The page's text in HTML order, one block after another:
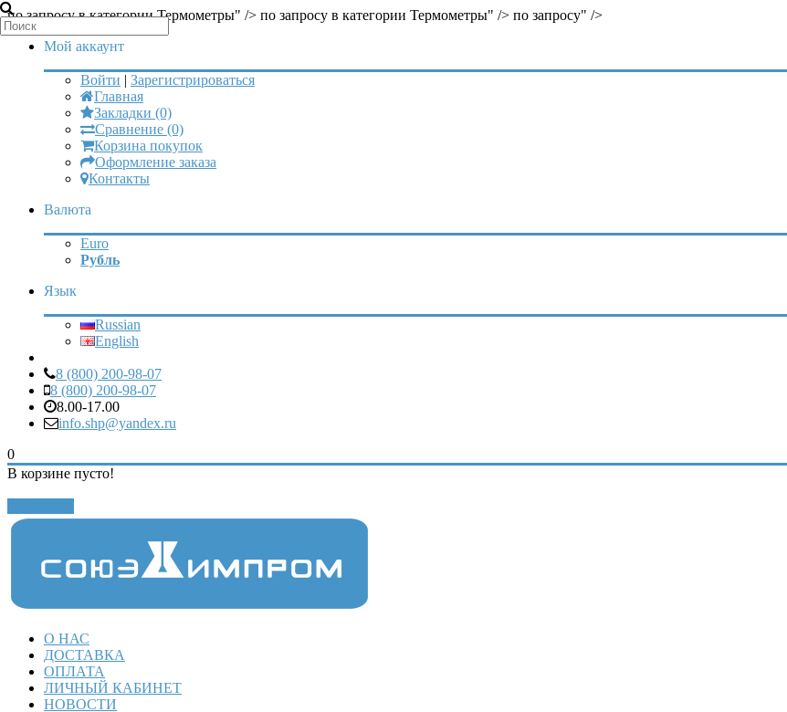
по запросу в категории Термометры" /> по запросу в категории Термометры" /> по запросу" />
Мой аккаунт
Войти | Зарегистрироваться
Главная
Закладки (0)
Сравнение (0)
Корзина покупок
Оформление заказа
Контакты
Валюта
Euro
Рубль
Язык
Russian
English
8 (800) 200-98-07
8 (800) 200-98-07
8.00-17.00
info.shp@yandex.ru
0
В корзине пусто!
О НАС
ДОСТАВКА
ОПЛАТА
ЛИЧНЫЙ КАБИНЕТ
НОВОСТИ